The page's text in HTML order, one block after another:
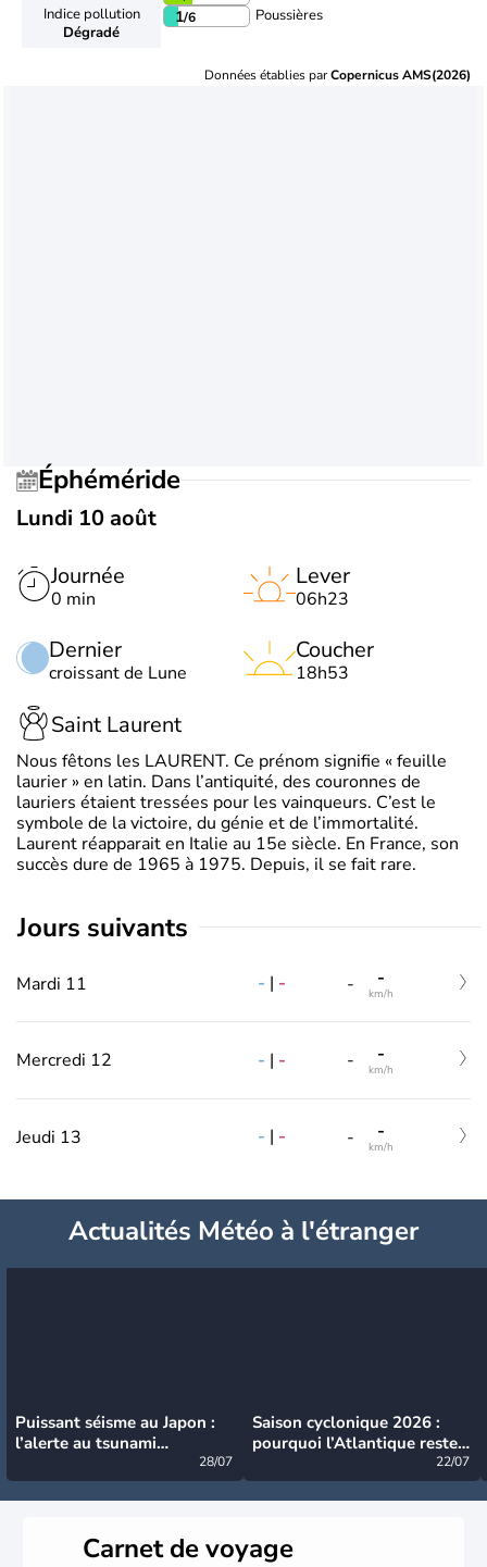
Indice pollution
Dégradé
1/6 Poussières
Données établies parCopernicus AMS(2026)
Éphéméride
Lundi 10 août
Journée
0 min
Dernier
croissant de Lune
Lever
06h23
Coucher
18h53
Saint Laurent
Nous fêtons les LAURENT. Ce prénom signifie « feuille
laurier » en latin. Dans l’antiquité, des couronnes de
lauriers étaient tressées pour les vainqueurs. C’est le
symbole de la victoire, du génie et de l’immortalité.
Laurent réapparait en Italie au 15e siècle. En France, son
succès dure de 1965 à 1975. Depuis, il se fait rare.
jours suivants
Mardi 11 - | - - -
km/h
Mercredi 12 - | - - -
km/h
Jeudi 13 - | - - -
km/h
Actualités Météo à l'étranger
Puissant séisme au Japon :
l’alerte au tsunami
28/07
Saison cyclonique 2026 :
pourquoi l’Atlantique reste
22/07
Carnet de voyage